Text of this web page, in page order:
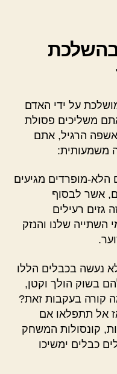
בהשלכת
המושלכת על ידי האדם
משליכים פסולת
הרגיל, אתם
משמעותית:
הלא-מופרדים מגיעים
אשר לבסוף
גזים רעילים
השתייה שלנו והנזק
נעשה בכבלים הללו
בשוק הולך וקטן,
קורה בעקבות זאת?
אל תתפלאו אם
קונסולות המשחק
כבלים ימשיכו